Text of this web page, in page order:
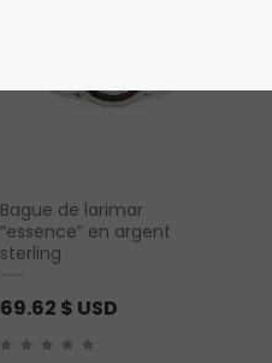
Bague de larimar
“essence” en argent
sterling
69.62 $ USD